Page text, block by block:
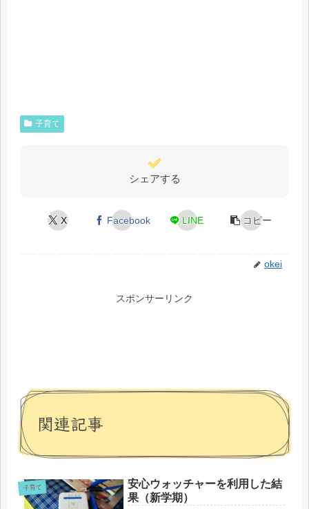
子育て
シェアする
X Facebook LINE コピー
okei
スポンサーリンク
関連記事
子育て
安心ウォッチャーを利用した結
果（新学期）